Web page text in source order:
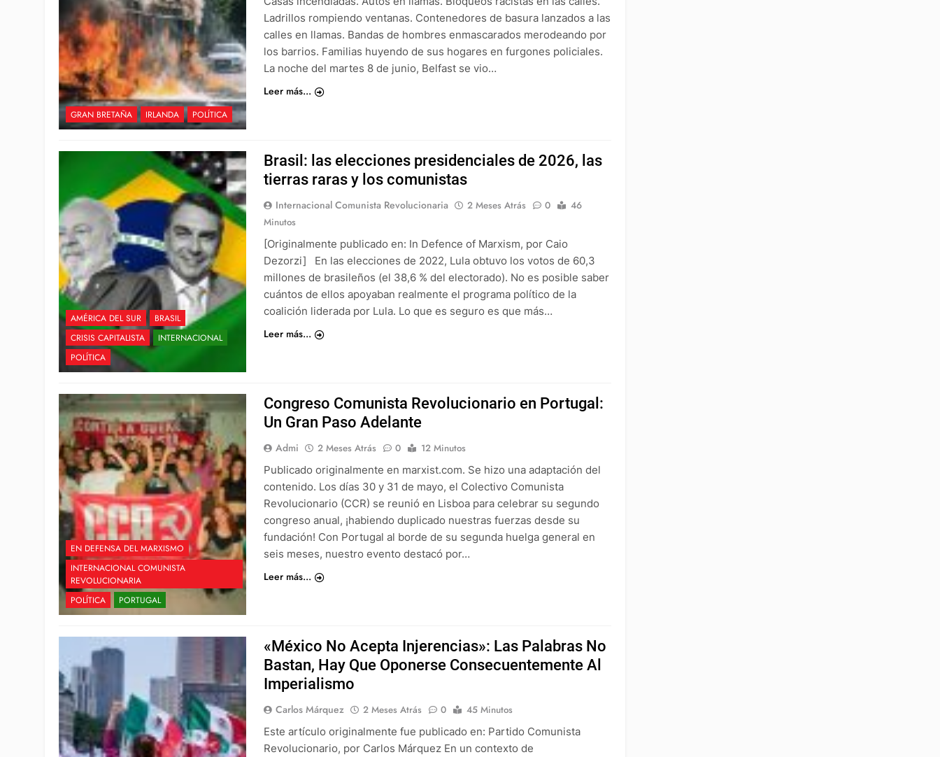
GRAN BRETAÑA IRLANDA POLÍTICA
Ladrillos rompiendo ventanas. Contenedores de basura lanzados a las
calles en llamas. Bandas de hombres enmascarados merodeando por
los barrios. Familias huyendo de sus hogares en furgones policiales.
La noche del martes 8 de junio, Belfast se vio…
Leer más...
AMÉRICA DEL SUR
BRASIL
CRISIS CAPITALISTA
INTERNACIONAL
POLÍTICA
Brasil: las elecciones presidenciales de 2026, las
tierras raras y los comunistas
Internacional Comunista Revolucionaria 2 Meses Atrás 0
46
Minutos
[Originalmente publicado en: In Defence of Marxism, por Caio
Dezorzi] En las elecciones de 2022, Lula obtuvo los votos de 60,3
millones de brasileños (el 38,6 % del electorado). No es posible saber
cuántos de ellos apoyaban realmente el programa político de la
coalición liderada por Lula. Lo que es seguro es que más…
Leer más...
EN DEFENSA DEL MARXISMO
INTERNACIONAL COMUNISTA
REVOLUCIONARIA
POLÍTICA
PORTUGAL
Congreso Comunista Revolucionario en Portugal:
Un Gran Paso Adelante
Admi 2 Meses Atrás 0
12 Minutos
Publicado originalmente en marxist.com. Se hizo una adaptación del
contenido. Los días 30 y 31 de mayo, el Colectivo Comunista
Revolucionario (CCR) se reunió en Lisboa para celebrar su segundo
congreso anual, ¡habiendo duplicado nuestras fuerzas desde su
fundación! Con Portugal al borde de su segunda huelga general en
seis meses, nuestro evento destacó por…
Leer más...
«México No Acepta Injerencias»: Las Palabras No
Bastan, Hay Que Oponerse Consecuentemente Al
Imperialismo
Carlos Márquez 2 Meses Atrás 0
45 Minutos
Este artículo originalmente fue publicado en: Partido Comunista
Revolucionario, por Carlos Márquez En un contexto de